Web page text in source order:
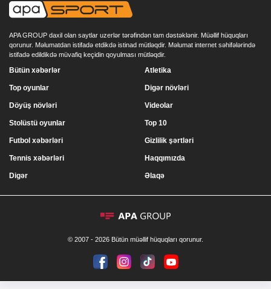
APA GROUP daxil olan saytlar uzerlər tərəfindən tam dəstəklənir. Müəllif hüquqları
qorunur. Məlumatdan istifadə etdikdə istinad mütləqdir. Məlumat internet səhifələrində
istifadə edildikdə müvafiq keçidin qoyulması mütləqdir.
Bütün xəbərlər
Top oyunlar
Döyüş növləri
Stolüstü oyunlar
Atletika
Digər növləri
Videolar
Top 10
Futbol xəbərləri
Tennis xəbərləri
Digər
Gizlilik şərtləri
Haqqımızda
Əlaqə
© 2007 - 2026 Bütün müəllif hüquqları qorunur.